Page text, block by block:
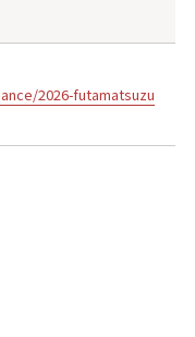
2026-futamatsuzu